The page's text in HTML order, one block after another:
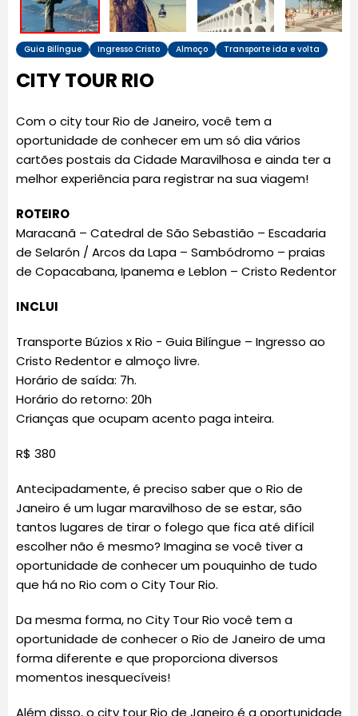
Guia Bilíngue Ingresso Cristo Almoço Transporte ida e volta
CITY TOUR RIO
Com o city tour Rio de Janeiro, você tem a
oportunidade de conhecer em um só dia vários
cartões postais da Cidade Maravilhosa e ainda ter a
melhor experiência para registrar na sua viagem!
ROTEIRO
Maracanã – Catedral de São Sebastião – Escadaria
de Selarón / Arcos da Lapa – Sambódromo – praias
de Copacabana,Ipanemae Leblon – Cristo Redentor
INCLUI
Transporte Búzios x Rio - Guia Bilíngue – Ingresso ao
Cristo Redentor e almoço livre.
Horário de saída: 7h.
Horário do retorno: 20h
Crianças que ocupam acento paga inteira.
R$ 380
Antecipadamente, é preciso saber que o Rio de
Janeiro é um lugar maravilhoso de se estar, são
tantos lugares de tirar o folego que fica até difícil
escolher não é mesmo? Imagina se você tiver a
oportunidade de conhecer um pouquinho de tudo
que há no Rio com o City Tour Rio.
Da mesma forma, no City Tour Rio você tem a
oportunidade de conhecer o Rio de Janeiro de uma
forma diferente e que proporciona diversos
momentos inesquecíveis!
Além disso, o city tour Rio de Janeiro é a oportunidade